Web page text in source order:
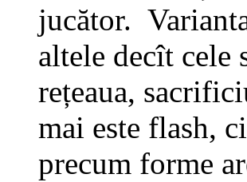
jucător.
altele decît cele
rețeaua,
mai este flash,
precum forme